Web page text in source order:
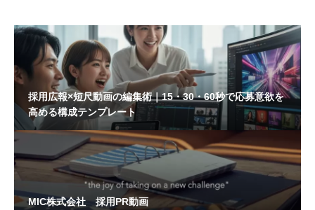
採用広報×短尺動画の編集術｜15・30・60秒で応募意欲を
高める構成テンプレート
MIC株式会社 採用PR動画